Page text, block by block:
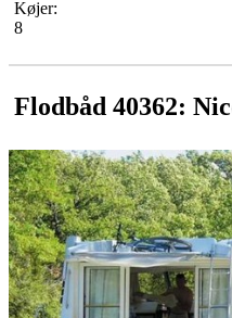
Køjer:
8
Flodbåd 40362: